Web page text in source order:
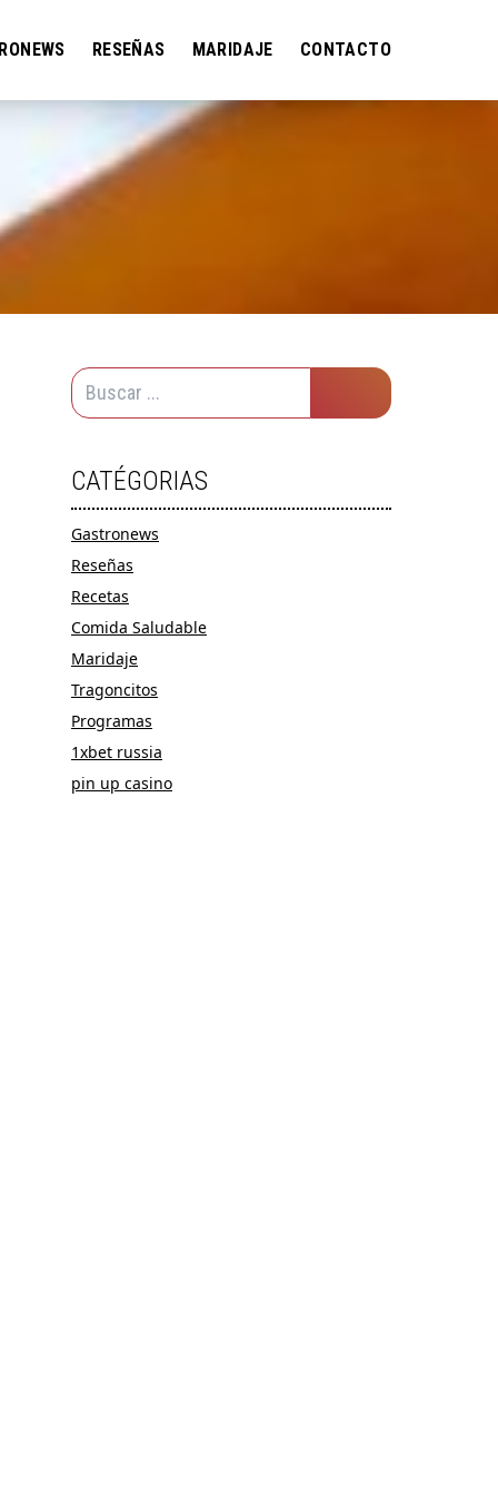
RESEÑAS MARIDAJE CONTACTO
CATÉGORIAS
Gastronews
Reseñas
Recetas
Comida Saludable
Maridaje
Tragoncitos
Programas
1xbet russia
pin up casino